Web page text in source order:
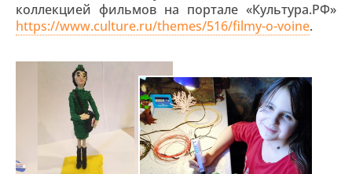
коллекцией фильмов на портале «Культура.РФ»
https://www.culture.ru/themes/516/filmy-o-voine.